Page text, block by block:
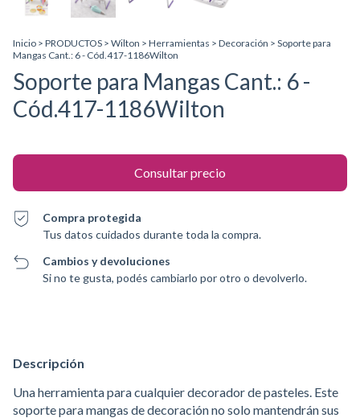
Inicio > PRODUCTOS > Wilton > Herramientas > Decoración > Soporte para
Mangas Cant.: 6 - Cód.417-1186Wilton
Soporte para Mangas Cant.: 6 -
Cód.417-1186Wilton
Compra protegida
Tus datos cuidados durante toda la compra.
Cambios y devoluciones
Si no te gusta, podés cambiarlo por otro o devolverlo.
Descripción
Una herramienta para cualquier decorador de pasteles. Este
soporte para mangas de decoración no solo mantendrán sus